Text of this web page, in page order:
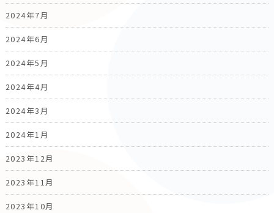
2024年7月
2024年6月
2024年5月
2024年4月
2024年3月
2024年1月
2023年12月
2023年11月
2023年10月